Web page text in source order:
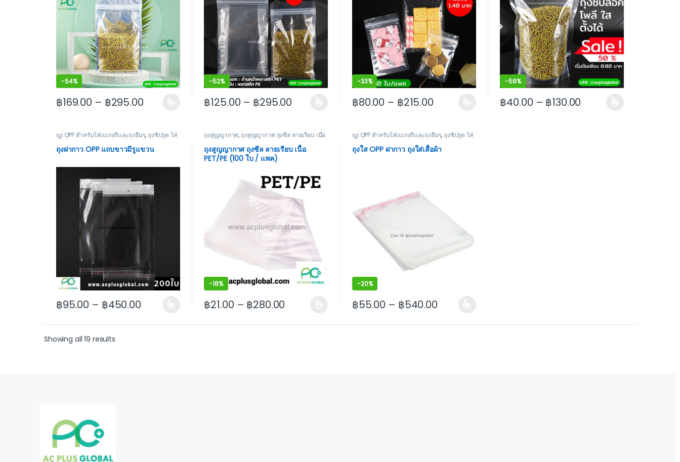
-54%
฿169.00 – ฿295.00
This product has multiple variants. The options may be chosen on the product page
-52%
฿125.00 – ฿295.00
This product has multiple variants. The options may be chosen on the product page
-33%
฿80.00 – ฿215.00
This product has multiple variants. The options may be chosen on the product page
-58%
฿40.00 – ฿130.00
This product has multiple variants. The options
ถุง OPP สำหรับใส่เบเกอรี่และถุงอื่นๆ, ถุงซิปรูด ใส่
เสื้อผ้า ถุงฝากาว ถุงOPP ถุงผ้า
ถุงฝากาว OPP แถบขาวมีรูแขวน
฿95.00 – ฿450.00
This product has multiple variants. The options may be chosen on the product page
ถุงสูญญากาศ, ถุงสูญญากาศ ถุงซีล ลายเรียบ เนื้อ
PET/PE
ถุงสูญญากาศ ถุงซีล ลายเรียบ เนื้อ
PET/PE (100 ใบ / แพค)
-18%
฿21.00 – ฿280.00
This product has multiple variants. The options may be chosen on the product page
ถุง OPP สำหรับใส่เบเกอรี่และถุงอื่นๆ, ถุงซิปรูด ใส่
เสื้อผ้า ถุงฝากาว ถุงOPP ถุงผ้า
ถุงใส OPP ฝากาว ถุงใส่เสื้อผ้า
-20%
฿55.00 – ฿540.00
This product has multiple variants. The options may be chosen on the product page
Showing all 19 results